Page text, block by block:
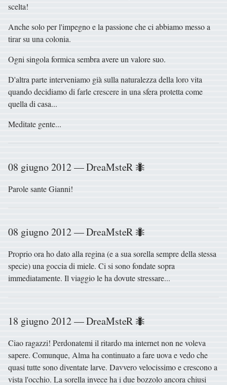
scelta!
Anche solo per l'impegno e la passione che ci abbiamo messo a
tirar su una colonia.
Ogni singola formica sembra avere un valore suo.
D'altra parte interveniamo già sulla naturalezza della loro vita
quando decidiamo di farle crescere in una sfera protetta come
quella di casa...
Meditate gente...
08 giugno 2012 — DreaMsteR 🐜
Parole sante Gianni!
08 giugno 2012 — DreaMsteR 🐜
Proprio ora ho dato alla regina (e a sua sorella sempre della stessa
specie) una goccia di miele. Ci si sono fondate sopra
immediatamente. Il viaggio le ha dovute stressare...
18 giugno 2012 — DreaMsteR 🐜
Ciao ragazzi! Perdonatemi il ritardo ma internet non ne voleva
sapere. Comunque, Alma ha continuato a fare uova e vedo che
quasi tutte sono diventate larve. Davvero velocissimo e crescono a
vista l'occhio. La sorella invece ha i due bozzolo ancora chiusi